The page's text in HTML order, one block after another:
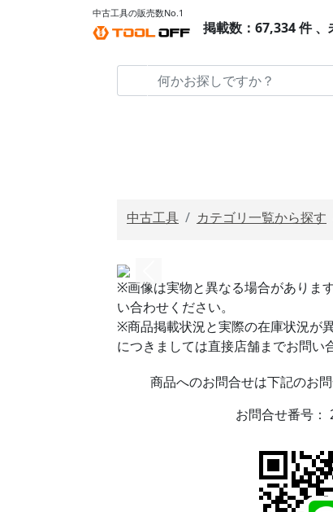
中古工具の販売数No.1
掲載数：67,334 件
中古工具
カテゴリ一覧から探す
※画像は実物と異なる場合がありま
い合わせください。
※商品掲載状況と実際の在庫状況が
につきましては直接店舗までお問い
商品へのお問合せは下記のお
お問合せ番号：